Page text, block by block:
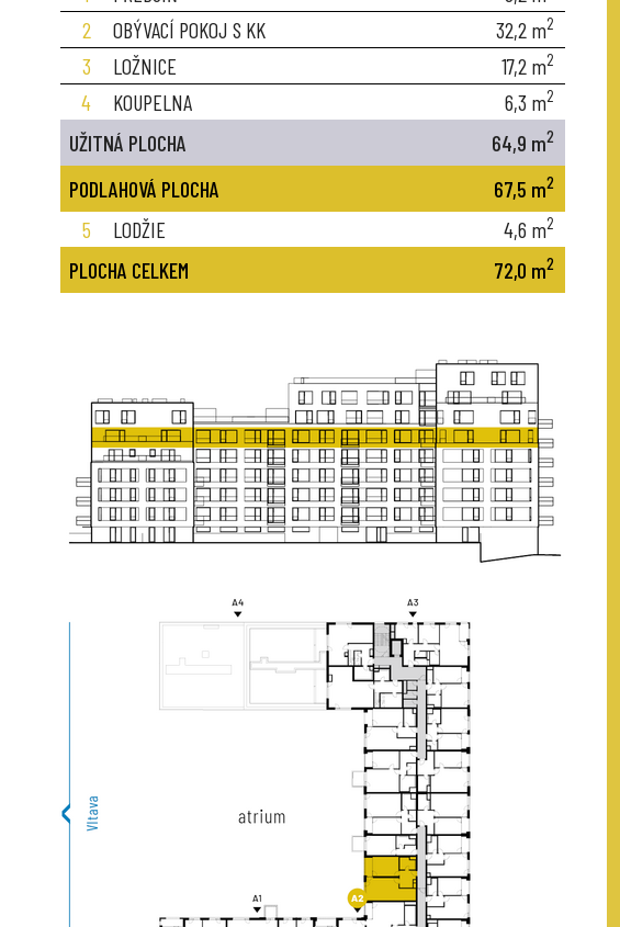
2
OBÝVACÍ POKOJ S KK 32,2 m2
3 LOŽNICE 17,2 m2
4 KOUPELNA 6,3 m2
UŽITNÁ PLOCHA 64,9 m2
PODLAHOVÁ PLOCHA 67,5 m2
5 LODŽIE 4,6 m2
PLOCHA CELKEM 72,0 m2